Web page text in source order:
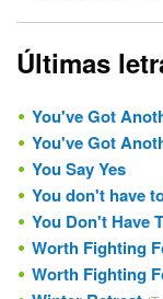
Últimas
You've Got
You've Got
You Say Yes
You don't have
You Don't Have
Worth Fighting
Worth Fighting